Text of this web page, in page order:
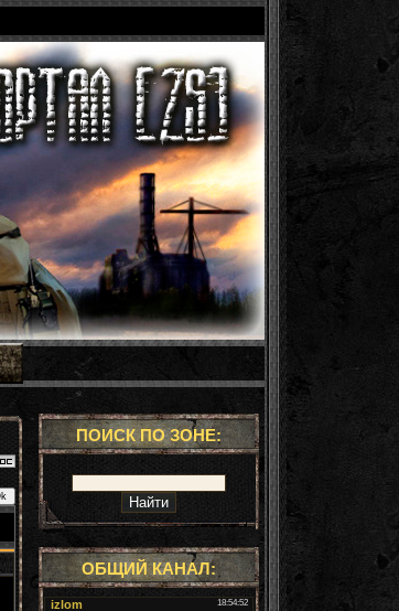
ПОИСК ПО ЗОНЕ:
ОБЩИЙ КАНАЛ: